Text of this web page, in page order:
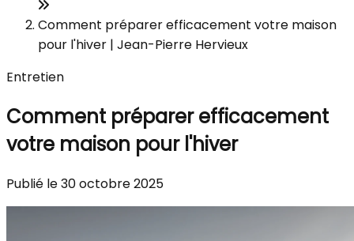
Comment préparer efficacement votre maison
pour l'hiver | Jean-Pierre Hervieux
Entretien
Comment préparer efficacement
votre maison pour l'hiver
Publié le 30 octobre 2025